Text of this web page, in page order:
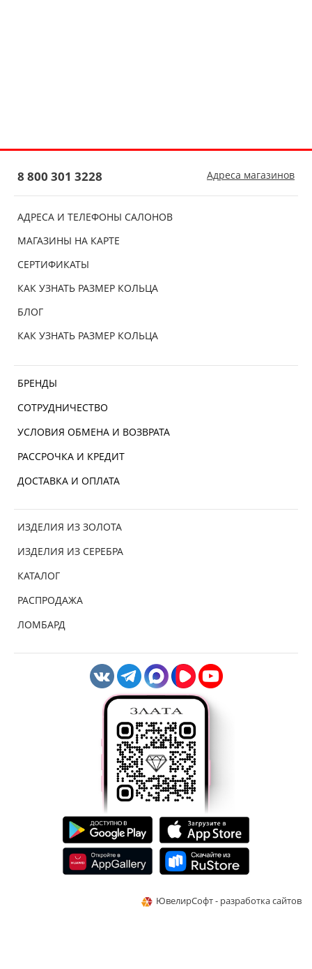
АДРЕСА И ТЕЛЕФОНЫ САЛОНОВ
МАГАЗИНЫ НА КАРТЕ
СЕРТИФИКАТЫ
КАК УЗНАТЬ РАЗМЕР КОЛЬЦА
БЛОГ
КАК УЗНАТЬ РАЗМЕР КОЛЬЦА
БРЕНДЫ
СОТРУДНИЧЕСТВО
УСЛОВИЯ ОБМЕНА И ВОЗВРАТА
РАССРОЧКА И КРЕДИТ
ДОСТАВКА И ОПЛАТА
ИЗДЕЛИЯ ИЗ ЗОЛОТА
ИЗДЕЛИЯ ИЗ СЕРЕБРА
КАТАЛОГ
РАСПРОДАЖА
ЛОМБАРД
8 800 301 3228 Адреса магазинов
ЮвелирСофт - разработка сайтов